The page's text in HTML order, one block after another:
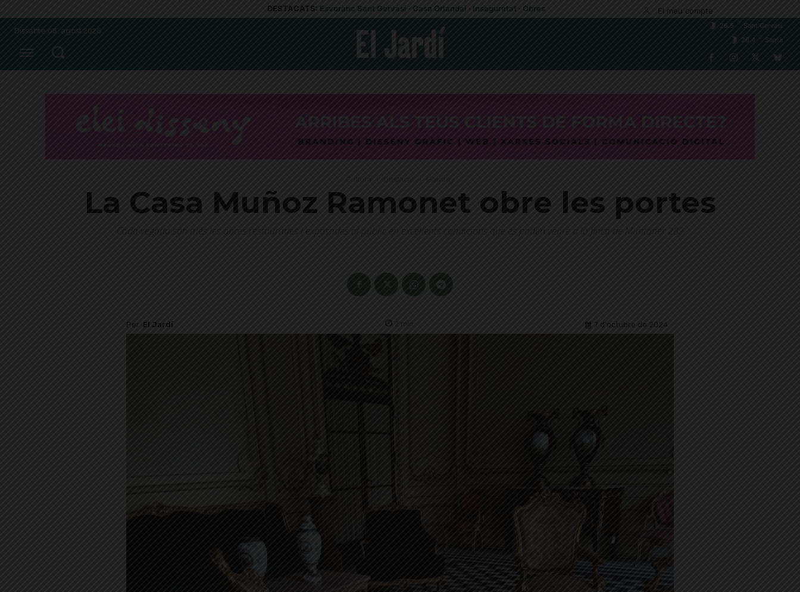
DESTACATS: Esvoranc Sant Gervasi · Casa Orlandai · Inseguretat · Obres El meu compte
Dissabte 08, agost 2026
26.5
Sant Gervasi
26.4
Sarrià
Destacat
La Casa Muñoz Ramonet obre les portes
Cada vegada són més les obres restaurades i exposades al públic en excel·lents condicions que es poden veure a la finca de Muntaner 282
Per El Jardí 2 min. 7 d'octubre de 2024